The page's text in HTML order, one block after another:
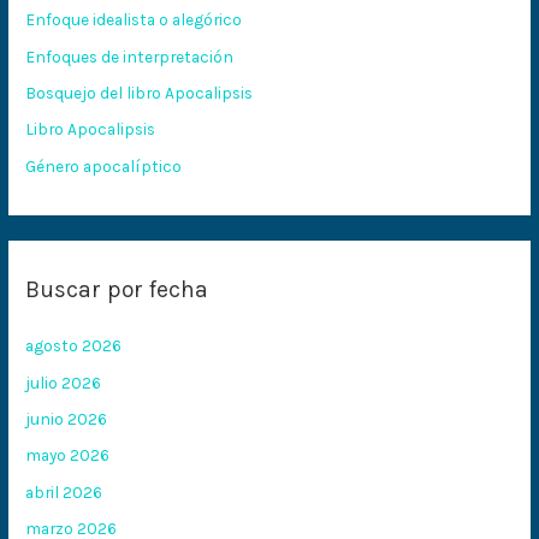
p
o
r
:
Enfoque idealista o alegórico
Enfoques de interpretación
Bosquejo del libro Apocalipsis
Libro Apocalipsis
Género apocalíptico
Buscar por fecha
agosto 2026
julio 2026
junio 2026
mayo 2026
abril 2026
marzo 2026